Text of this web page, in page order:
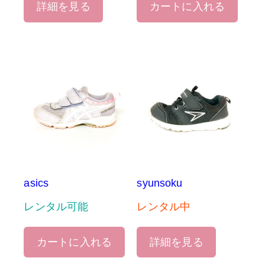
詳細を見る カートに入れる
asics
レンタル可能
カートに入れる
syunsoku
レンタル中
詳細を見る